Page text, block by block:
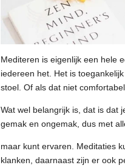
Mediteren is eigenlijk een hele
iedereen het. Het is
stoel. Of als dat niet
Wat wel belangrijk is, dat is dat
gemak en ongemak, dus met
maar kunt ervaren. Meditaties
klanken, daarnaast zijn er ook